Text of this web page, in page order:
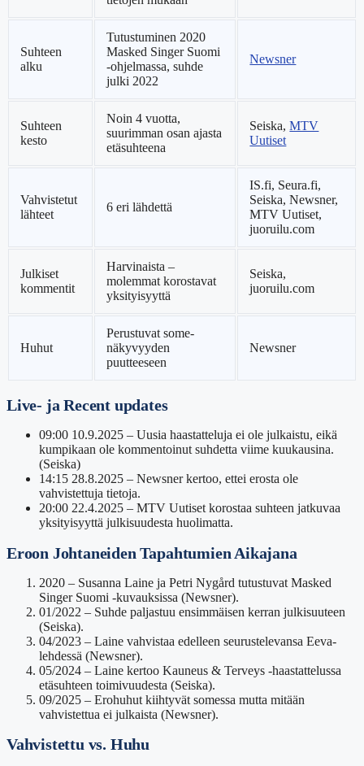
Suhteen
alku
Tutustuminen 2020
Masked Singer Suomi
-ohjelmassa, suhde
julki 2022
Newsner
Suhteen
kesto
Noin 4 vuotta,
suurimman osan ajasta
etäsuhteena
Seiska,MTV
Uutiset
Vahvistetut
lähteet
6 eri lähdettä
IS.fi, Seura.fi,
Seiska, Newsner,
MTV Uutiset,
juoruilu.com
Julkiset
kommentit
Harvinaista –
molemmat korostavat
yksityisyyttä
Seiska,
juoruilu.com
Huhut
Perustuvat some-
näkyvyyden
puutteeseen
Newsner
Live- ja Recent updates
09:00 10.9.2025 – Uusia haastatteluja ei ole julkaistu, eikä
kumpikaan ole kommentoinut suhdetta viime kuukausina.
(Seiska)
14:15 28.8.2025 – Newsner kertoo, ettei erosta ole
vahvistettuja tietoja.
20:00 22.4.2025 – MTV Uutiset korostaa suhteen jatkuvaa
yksityisyyttä julkisuudesta huolimatta.
Eroon Johtaneiden Tapahtumien Aikajana
2020 – Susanna Laine ja Petri Nygård tutustuvat Masked
Singer Suomi -kuvauksissa (Newsner).
01/2022 – Suhde paljastuu ensimmäisen kerran julkisuuteen
(Seiska).
04/2023 – Laine vahvistaa edelleen seurustelevansa Eeva-
lehdessä (Newsner).
05/2024 – Laine kertoo Kauneus & Terveys -haastattelussa
etäsuhteen toimivuudesta (Seiska).
09/2025 – Erohuhut kiihtyvät somessa mutta mitään
vahvistettua ei julkaista (Newsner).
Vahvistettu vs. Huhu